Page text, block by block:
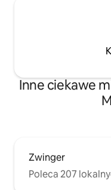
Inne ciekawe
Zwinger
Poleca 207